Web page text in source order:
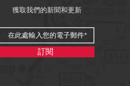
獲取我們的新聞和更新
訂閱